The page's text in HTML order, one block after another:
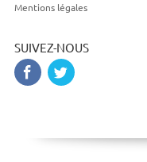
Mentions légales
SUIVEZ-NOUS